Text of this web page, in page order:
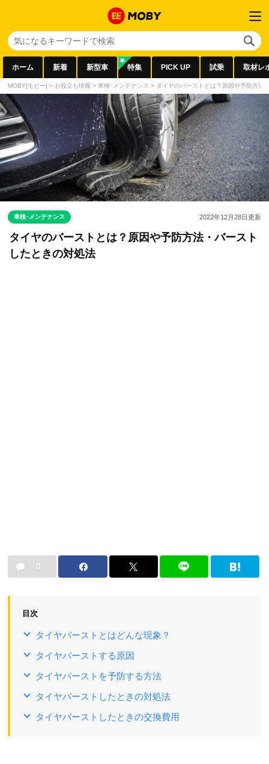
ホーム 新着 新型車 特集 PICK UP 試乗 取材レ
MOBY[モビー] > お役立ち情報 > 車検･メンテナンス > タイヤのバーストとは？原因や予防方法
車検･メンテナンス 2022年12月28日更新
タイヤのバーストとは？原因や予防方法・バースト
したときの対処法
0
目次
タイヤバーストとはどんな現象？
タイヤバーストする原因
タイヤバーストを予防する方法
タイヤバーストしたときの対処法
タイヤバーストしたときの交換費用